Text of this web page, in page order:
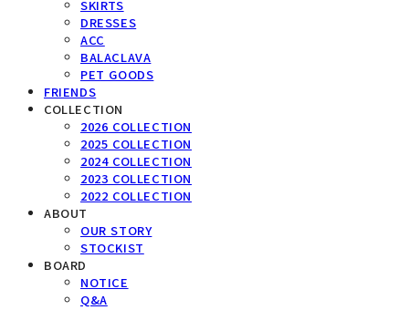
SKIRTS
DRESSES
ACC
BALACLAVA
PET GOODS
FRIENDS
COLLECTION
2026 COLLECTION
2025 COLLECTION
2024 COLLECTION
2023 COLLECTION
2022 COLLECTION
ABOUT
OUR STORY
STOCKIST
BOARD
NOTICE
Q&A